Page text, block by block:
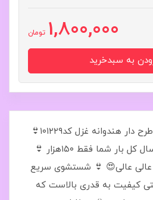
1,800,000 تومان
#شورت نخی کش پهن طرح دار هندوانه غزل کد۱۰۱۲۲۹👙
جین ۱۲تایی 👙هزینه ارسال کل بار شما فقط ۱۵۰هزار 👙
عالی عالی😍 👙 شستشوی سریع
کیفیت به قدری بالاست که